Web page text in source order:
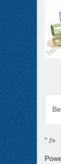
" />